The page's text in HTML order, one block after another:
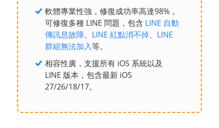
軟體專業性強，修復成功率高達98%，
可修復多種 LINE 問題，包含 LINE 自動
傳訊息故障、 LINE 紅點消不掉、 LINE
群組無法加入等。
相容性廣，支援所有 iOS 系統以及
LINE 版本，包含最新 iOS
27/26/18/17。